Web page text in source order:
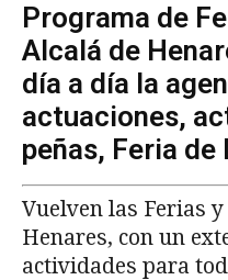
Programa de
Alcalá de
día a día la
actuaciones,
peñas, Feria de
Vuelven las Ferias
Henares, con un
actividades para